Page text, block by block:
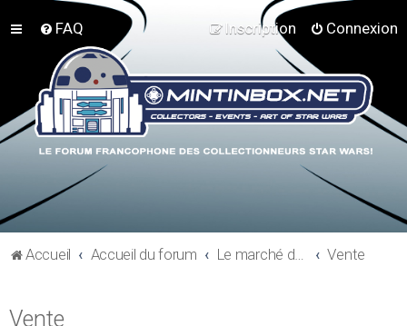
FAQ Connexion
Inscription
Accueil Accueil du forum Le marché du collectionneur Vente
Vente